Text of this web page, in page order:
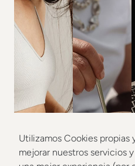
Utilizamos Cookies propias
mejorar nuestros servicios